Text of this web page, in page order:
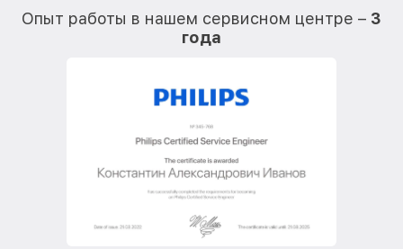
Опыт работы в нашем сервисном центре – 3
года